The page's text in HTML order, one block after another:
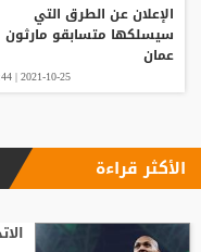
الإعلان عن الطرق التي
سيسلكها متسابقو مارثون
عمان
2021-10-25 | 02:44 م
الأكثر قراءة